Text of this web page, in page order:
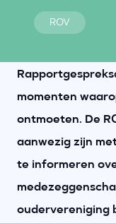
ROV
momenten
ontmoeten. De
aanwezig zijn
te informeren
oudervereniging